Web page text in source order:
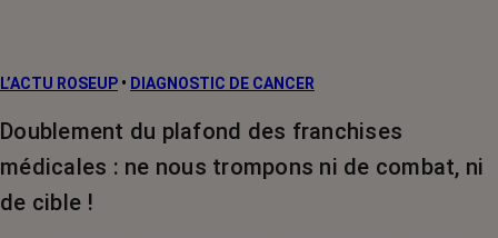
L’ACTU ROSEUP • DIAGNOSTIC DE CANCER
Doublement du plafond des franchises
médicales : ne nous trompons ni de combat, ni
de cible !